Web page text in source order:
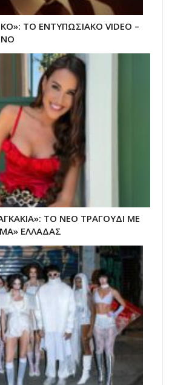
ΤΟ ΕΝΤΥΠΩΣΙΑΚΟ VIDEO –
ΤΟ ΝΕΟ ΤΡΑΓΟΥΔΙ ΜΕ
ΕΛΛΑΔΑΣ